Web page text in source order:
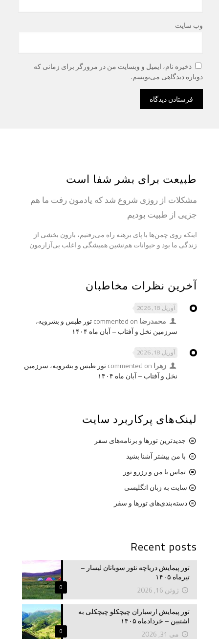
وب‌ سایت
ذخیره نام، ایمیل و وبسایت من در مرورگر برای زمانی که
دوباره دیدگاهی می‌نویسم.
طبیعت برای بشر شفا است
مشکلات از روزی شروع شد که یادمون رفت ما هم
جزيی از طبیت بودیم
اینکه روی چمن‌ها با پای برهنه راه می‌رفتیم، بارون بخشی از
زندگی ما بود و حیوانات هم‌نشین همیشگی و اغلب بی‌آزارمون
آخرین نظرات مخاطبان
آوریل 18, 2026
محمدرضا
تور طبس و بشرویه،
سرزمین نخل و آفتاب – آبان ماه ۱۴۰۴
آوریل 18, 2026
زهرا
تور طبس و بشرویه، سرزمین
نخل و آفتاب – آبان ماه ۱۴۰۴
لینک‌های پرکاربرد سایت
جدیدترین تورها و برنامه‌های سفر
با من بیشتر آشنا بشید
تماس با من و رزرو تور
سایت به زبان انگلیسی
دسته‌بندی‌های تورها و سفر
Recent posts
0
تور پیمایش دریاچه نئور سوباتان لیسار –
تیرماه ۱۴۰۵
ژوئن 16, 2026
0
تور پیمایش ارسباران چیچکلو چیچکلی به
اشتبین – خردادماه ۱۴۰۵
می 31, 2026